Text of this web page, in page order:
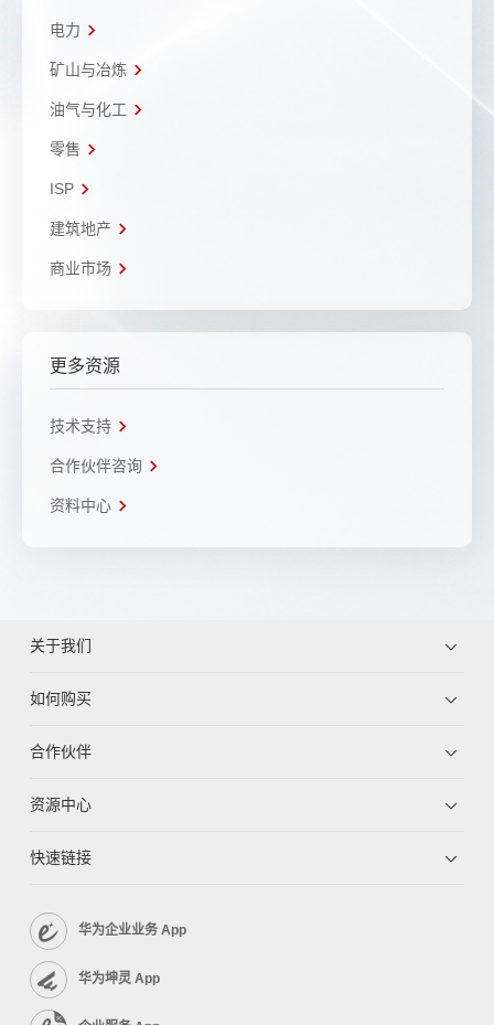
电力
矿山与冶炼
油气与化工
零售
ISP
建筑地产
商业市场
更多资源
技术支持
合作伙伴咨询
资料中心
关于我们
如何购买
合作伙伴
资源中心
快速链接
华为企业业务 App
华为坤灵 App